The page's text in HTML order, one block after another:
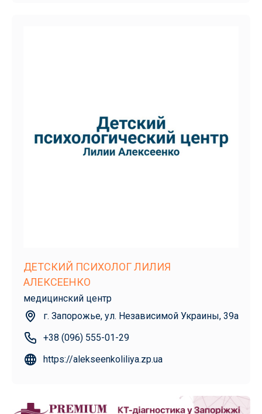
ДЕТСКИЙ ПСИХОЛОГ ЛИЛИЯ
АЛЕКСЕЕНКО
медицинский центр
г. Запорожье, ул. Независимой Украины, 39а
+38 (096) 555-01-29
https://alekseenkoliliya.zp.ua